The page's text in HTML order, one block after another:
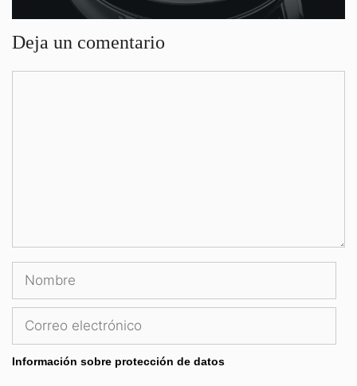
Deja un comentario
Nombre
Correo
Información sobre protección de datos